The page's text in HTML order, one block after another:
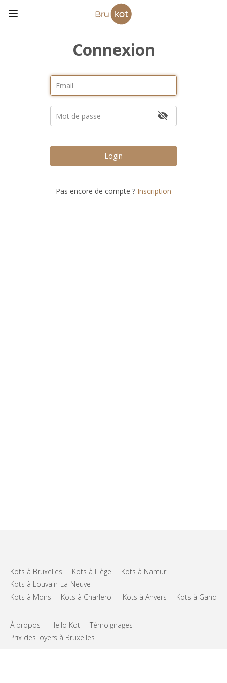
Connexion
Login
Pas encore de compte ? Inscription
Kots à Bruxelles Kots à Liège
Kots à Namur
Kots à Louvain-La-Neuve
Kots à Mons
Kots à Charleroi Kots à Anvers Kots à Gand
À propos Hello Kot
Témoignages
Prix des loyers à Bruxelles